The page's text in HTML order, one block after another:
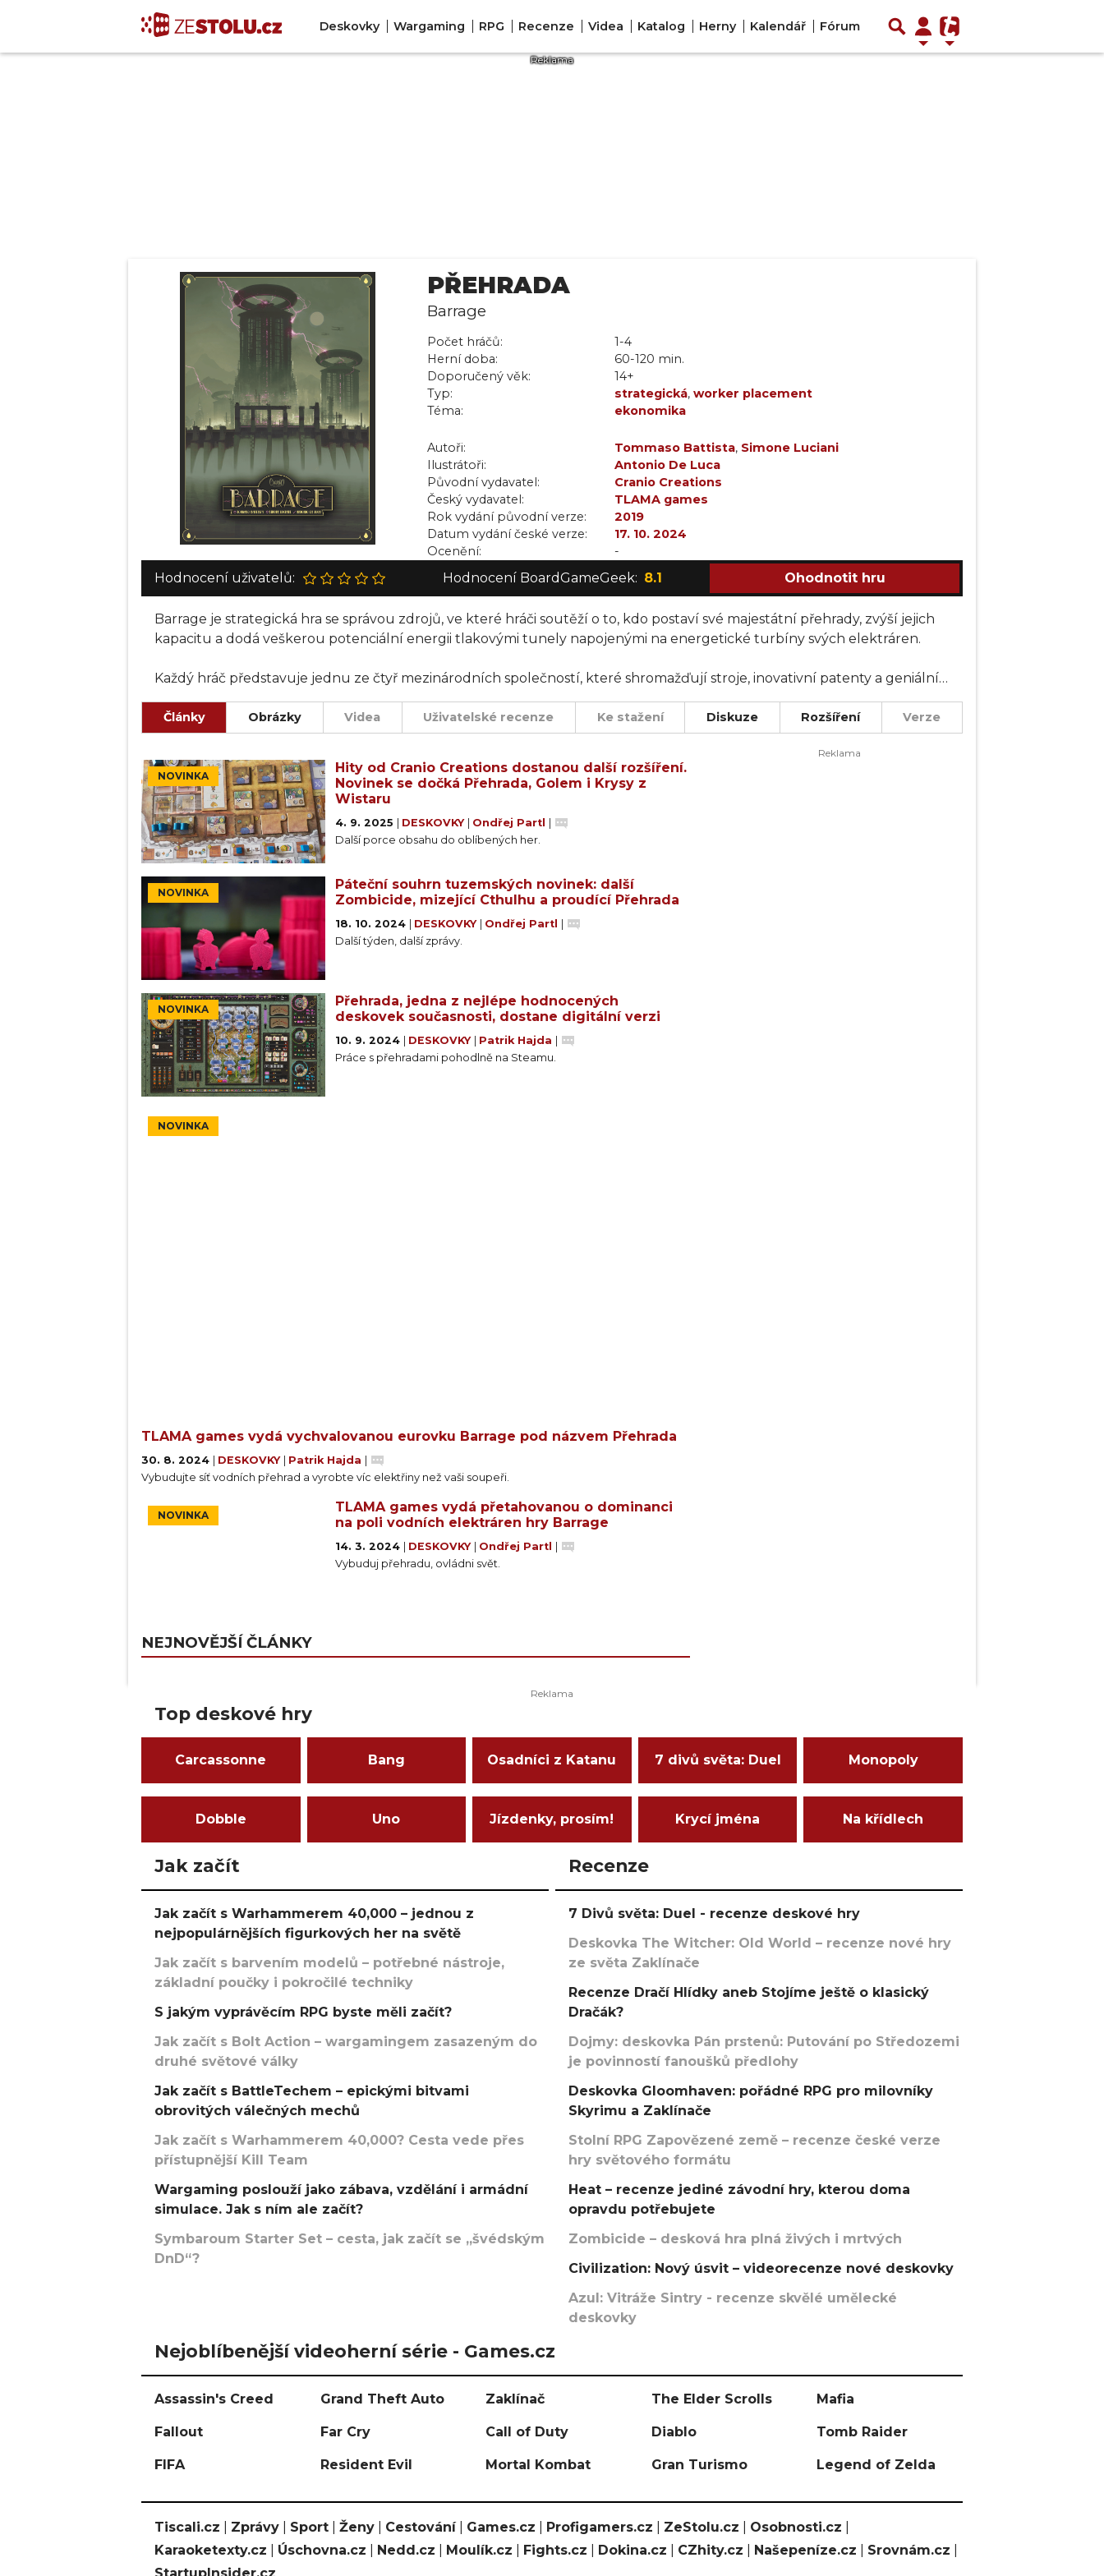
Deskovky Wargaming RPG Recenze Videa Katalog Herny Kalendář Fórum
PŘEHRADA
Barrage
Počet hráčů:
1-4
Herní doba:
60-120 min.
Doporučený věk:
14+
Typ:
strategická, worker placement
Téma:
ekonomika
Autoři: Tommaso Battista, Simone Luciani
Ilustrátoři:
Antonio De Luca
Původní vydavatel:
Cranio Creations
Český vydavatel:
TLAMA games
Rok vydání původní verze:
2019
Datum vydání české verze:
17. 10. 2024
Ocenění:
-
Hodnocení uživatelů: Hodnocení BoardGameGeek: 8.1 Ohodnotit hru
Barrage je strategická hra se správou zdrojů, ve které hráči soutěží o to, kdo postaví své majestátní přehrady, zvýší jejich
kapacitu a dodá veškerou potenciální energii tlakovými tunely napojenými na energetické turbíny svých elektráren.
Každý hráč představuje jednu ze čtyř mezinárodních společností, které shromažďují stroje, inovativní patenty a geniální
inženýry, aby si nárokovaly nejlepší místa pro shromažďování a využívání vody sporné alpské oblasti protékané řekami.
Články Obrázky Videa Uživatelské recenze Ke stažení Diskuze Rozšíření Verze
NOVINKA
Hity od Cranio Creations dostanou další rozšíření.
Novinek se dočká Přehrada, Golem i Krysy z
Wistaru
4. 9. 2025 DESKOVKY Ondřej Partl
Další porce obsahu do oblíbených her.
NOVINKA
Páteční souhrn tuzemských novinek: další
Zombicide, mizející Cthulhu a proudící Přehrada
18. 10. 2024 DESKOVKY Ondřej Partl
Další týden, další zprávy.
NOVINKA
Přehrada, jedna z nejlépe hodnocených
deskovek současnosti, dostane digitální verzi
10. 9. 2024 DESKOVKY Patrik Hajda
Práce s přehradami pohodlně na Steamu.
NOVINKA
TLAMA games vydá vychvalovanou eurovku Barrage pod názvem Přehrada
30. 8. 2024 DESKOVKY Patrik Hajda
Vybudujte síť vodních přehrad a vyrobte víc elektřiny než vaši soupeři.
NOVINKA
TLAMA games vydá přetahovanou o dominanci
na poli vodních elektráren hry Barrage
14. 3. 2024 DESKOVKY Ondřej Partl
Vybuduj přehradu, ovládni svět.
NEJNOVĚJŠÍ ČLÁNKY
Top deskové hry
Carcassonne Bang Osadníci z Katanu 7 divů světa: Duel Monopoly
Dobble Uno Jízdenky, prosím! Krycí jména Na křídlech
Jak začít
Jak začít s Warhammerem 40,000 – jednou z
nejpopulárnějších figurkových her na světě
Jak začít s barvením modelů – potřebné nástroje,
základní poučky i pokročilé techniky
S jakým vyprávěcím RPG byste měli začít?
Jak začít s Bolt Action – wargamingem zasazeným do
druhé světové války
Jak začít s BattleTechem – epickými bitvami
obrovitých válečných mechů
Jak začít s Warhammerem 40,000? Cesta vede přes
přístupnější Kill Team
Wargaming poslouží jako zábava, vzdělání i armádní
simulace. Jak s ním ale začít?
Symbaroum Starter Set – cesta, jak začít se „švédským
DnD“?
Recenze
7 Divů světa: Duel - recenze deskové hry
Deskovka The Witcher: Old World – recenze nové hry
ze světa Zaklínače
Recenze Dračí Hlídky aneb Stojíme ještě o klasický
Dračák?
Dojmy: deskovka Pán prstenů: Putování po Středozemi
je povinností fanoušků předlohy
Deskovka Gloomhaven: pořádné RPG pro milovníky
Skyrimu a Zaklínače
Stolní RPG Zapovězené země – recenze české verze
hry světového formátu
Heat – recenze jediné závodní hry, kterou doma
opravdu potřebujete
Zombicide – desková hra plná živých i mrtvých
Civilization: Nový úsvit – videorecenze nové deskovky
Azul: Vitráže Sintry - recenze skvělé umělecké
deskovky
Nejoblíbenější videoherní série - Games.cz
Assassin's Creed Grand Theft Auto Zaklínač The Elder Scrolls Mafia
Fallout Far Cry Call of Duty Diablo Tomb Raider
FIFA Resident Evil Mortal Kombat Gran Turismo Legend of Zelda
Tiscali.cz Zprávy Sport Ženy Cestování| Games.cz Profigamers.cz ZeStolu.cz Osobnosti.cz
Karaoketexty.cz
Úschovna.cz Nedd.cz Moulík.cz Fights.cz Dokina.cz CZhity.cz Našepeníze.cz Srovnám.cz